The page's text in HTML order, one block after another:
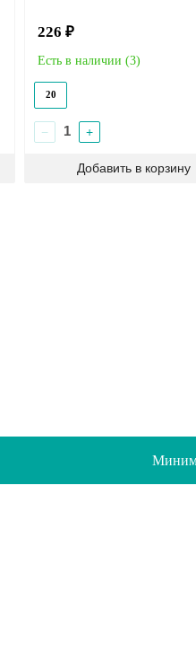
226 ₽
Есть в наличии (3)
20
− +